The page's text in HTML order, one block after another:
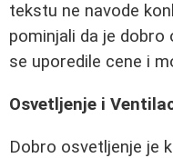
tekstu ne navode
pominjali da je dobro
se uporedile cene i
Osvetljenje i
Dobro osvetljenje je